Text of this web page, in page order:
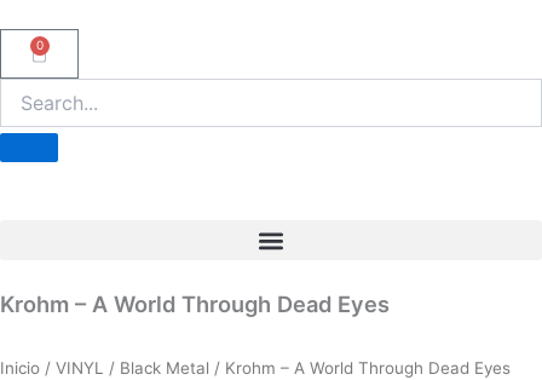
0
Carrito
Krohm – A World Through Dead Eyes
Inicio / VINYL / Black Metal / Krohm – A World Through Dead Eyes